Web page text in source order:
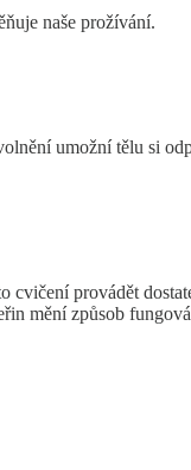
naše prožívání.
umožní tělu si
cvičení provádět
mění způsob